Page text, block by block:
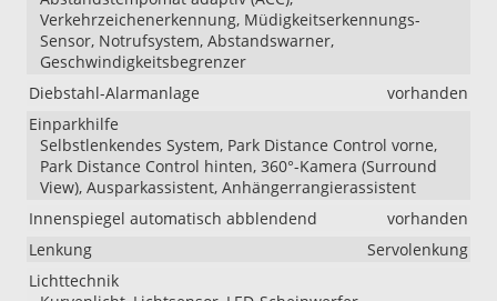
Verkehrzeichenerkennung, Müdigkeitserkennungs-
Sensor, Notrufsystem, Abstandswarner,
Geschwindigkeitsbegrenzer
Diebstahl-Alarmanlage
vorhanden
Einparkhilfe
Selbstlenkendes System, Park Distance Control vorne,
Park Distance Control hinten, 360°-Kamera (Surround
View), Ausparkassistent, Anhängerrangierassistent
Innenspiegel automatisch abblendend
vorhanden
Lenkung
Servolenkung
Lichttechnik